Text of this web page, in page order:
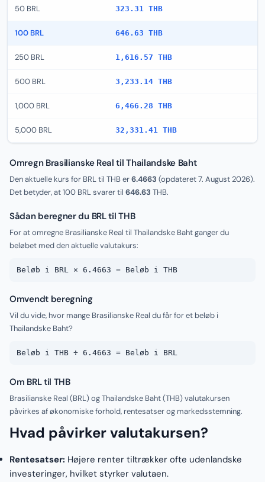
50 BRL 323.31 THB
100 BRL 646.63 THB
250 BRL 1,616.57 THB
500 BRL 3,233.14 THB
1,000 BRL 6,466.28 THB
5,000 BRL 32,331.41 THB
Omregn Brasilianske Real til Thailandske Baht
Den aktuelle kurs for BRL til THB er6.4663 (opdateret7. August 2026).
Det betyder, at 100 BRL svarer til 646.63 THB.
Sådan beregner du BRL til THB
For at omregne Brasilianske Real til Thailandske Baht ganger du
beløbet med den aktuelle valutakurs:
Beløb i BRL × 6.4663 = Beløb i THB
Omvendt beregning
Vil du vide, hvor mange Brasilianske Real du får for et beløb i
Thailandske Baht?
Beløb i THB ÷ 6.4663 = Beløb i BRL
Om BRL til THB
Brasilianske Real (BRL) og Thailandske Baht (THB) valutakursen
påvirkes af økonomiske forhold, rentesatser og markedsstemning.
Hvad påvirker valutakursen?
Rentesatser: Højere renter tiltrækker ofte udenlandske
investeringer, hvilket styrker valutaen.